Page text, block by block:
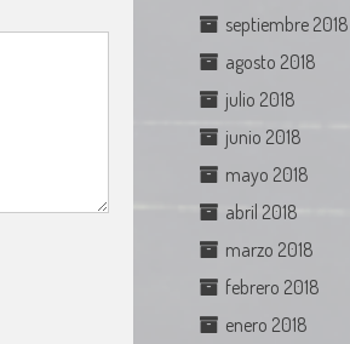
septiembre 2018
agosto 2018
julio 2018
junio 2018
mayo 2018
abril 2018
marzo 2018
febrero 2018
enero 2018